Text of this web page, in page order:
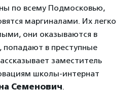
по всему Подмосковью,
маргиналами. Их легко
они оказываются в
попадают в преступные
заместитель
школы-интернат
Семенович.